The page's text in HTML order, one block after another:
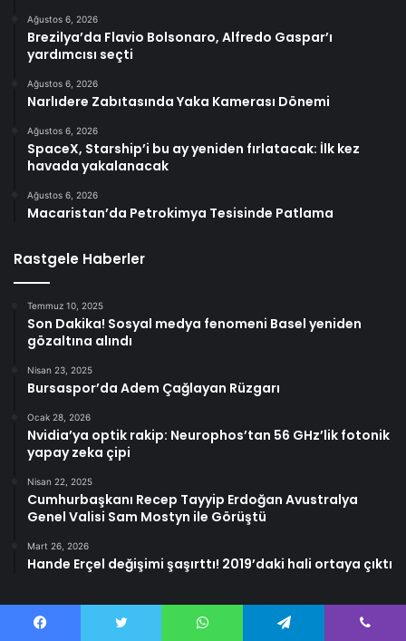
Ağustos 6, 2026
Brezilya’da Flavio Bolsonaro, Alfredo Gaspar’ı
yardımcısı seçti
Ağustos 6, 2026
Narlıdere Zabıtasında Yaka Kamerası Dönemi
Ağustos 6, 2026
SpaceX, Starship’i bu ay yeniden fırlatacak: İlk kez
havada yakalanacak
Ağustos 6, 2026
Macaristan’da Petrokimya Tesisinde Patlama
Rastgele Haberler
Temmuz 10, 2025
Son Dakika! Sosyal medya fenomeni Basel yeniden
gözaltına alındı
Nisan 23, 2025
Bursaspor’da Adem Çağlayan Rüzgarı
Ocak 28, 2026
Nvidia’ya optik rakip: Neurophos’tan 56 GHz’lik fotonik
yapay zeka çipi
Nisan 22, 2025
Cumhurbaşkanı Recep Tayyip Erdoğan Avustralya
Genel Valisi Sam Mostyn ile Görüştü
Mart 26, 2026
Hande Erçel değişimi şaşırttı! 2019’daki hali ortaya çıktı